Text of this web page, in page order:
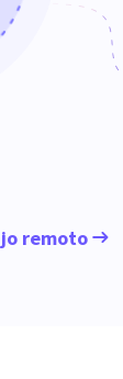
remoto